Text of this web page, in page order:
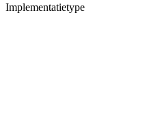
Implementatietype